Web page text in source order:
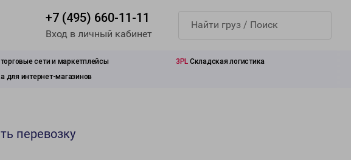
+7 (495) 660-11-11
Вход в личный кабинет
сети и маркетплейсы 3PL Складская логистика
для интернет-магазинов
перевозку